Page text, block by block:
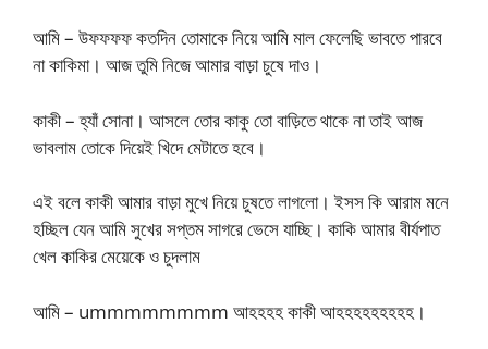
আমি – উফফফফ কতদিন তোমাকে নিয়ে আমি মাল ফেলেছি ভাবতে পারবে
না কাকিমা। আজ তুমি নিজে আমার বাড়া চুষে দাও।
কাকী – হ্যাঁ সোনা। আসলে তোর কাকু তো বাড়িতে থাকে না তাই আজ
ভাবলাম তোকে দিয়েই খিদে মেটাতে হবে।
এই বলে কাকী আমার বাড়া মুখে নিয়ে চুষতে লাগলো। ইসস কি আরাম মনে
হচ্ছিল যেন আমি সুখের সপ্তম সাগরে ভেসে যাচ্ছি। কাকি আমার বীর্যপাত
খেল কাকির মেয়েকে ও চুদলাম
আমি – ummmmmmmm আহহহহ কাকী আহহহহহহহহহ।